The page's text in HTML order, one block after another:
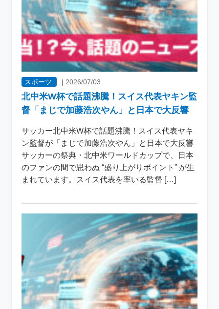
スポーツ | 2026/07/03
北中米W杯で話題沸騰！スイス代表ヤキン監
督「まじで加藤浩次やん」と日本で大反響
サッカー北中米W杯で話題沸騰！スイス代表ヤキ
ン監督が「まじで加藤浩次やん」と日本で大反響
サッカーの祭典・北中米ワールドカップで、日本
のファンの間で思わぬ “盛り上がりポイント” が生
まれています。スイス代表を率いる監督 […]